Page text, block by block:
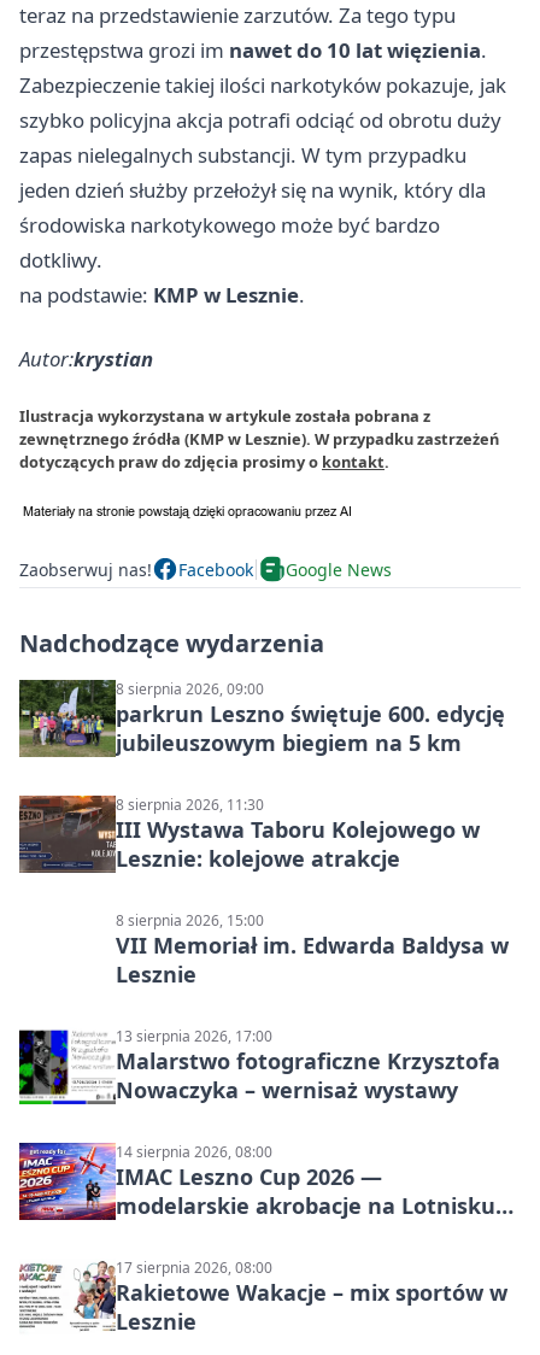
teraz na przedstawienie zarzutów. Za tego typu
przestępstwa grozi im nawet do 10 lat więzienia.
Zabezpieczenie takiej ilości narkotyków pokazuje, jak
szybko policyjna akcja potrafi odciąć od obrotu duży
zapas nielegalnych substancji. W tym przypadku
jeden dzień służby przełożył się na wynik, który dla
środowiska narkotykowego może być bardzo
dotkliwy.
na podstawie: KMP w Lesznie.
Autor:krystian
Ilustracja wykorzystana w artykule została pobrana z
zewnętrznego źródła (KMP w Lesznie). W przypadku zastrzeżeń
dotyczących praw do zdjęcia prosimy o kontakt.
Zaobserwuj nas! Facebook Google News
Nadchodzące wydarzenia
8 sierpnia 2026, 09:00
parkrun Leszno świętuje 600. edycję
jubileuszowym biegiem na 5 km
8 sierpnia 2026, 11:30
III Wystawa Taboru Kolejowego w
Lesznie: kolejowe atrakcje
8 sierpnia 2026, 15:00
VII Memoriał im. Edwarda Baldysa w
Lesznie
13 sierpnia 2026, 17:00
Malarstwo fotograficzne Krzysztofa
Nowaczyka – wernisaż wystawy
14 sierpnia 2026, 08:00
IMAC Leszno Cup 2026 —
modelarskie akrobacje na Lotnisku
17 sierpnia 2026, 08:00
Rakietowe Wakacje – mix sportów w
Lesznie